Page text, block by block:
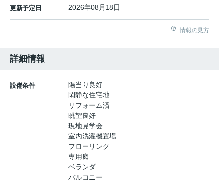
更新予定日 2026年08月18日
情報の見方
詳細情報
設備条件
陽当り良好
閑静な住宅地
リフォーム済
眺望良好
現地見学会
室内洗濯機置場
フローリング
専用庭
ベランダ
バルコニー